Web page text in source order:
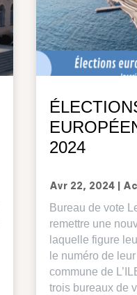
2024
Avr 22, 2024|
Bureau de vote
remettre une
laquelle figure
le numéro de
commune de
trois bureaux de